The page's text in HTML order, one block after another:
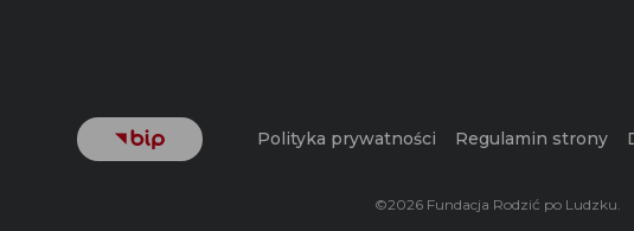
Polityka prywatności Regulamin strony
©2026 Fundacja Rodzić po Ludzku.